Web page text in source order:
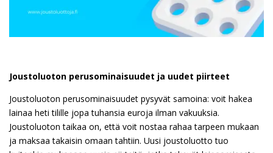
Joustoluoton perusominaisuudet ja uudet piirteet
Joustoluoton perusominaisuudet pysyvät samoina: voit hakea
lainaa heti tilille jopa tuhansia euroja ilman vakuuksia.
Joustoluoton taikaa on, että voit nostaa rahaa tarpeen mukaan
ja maksaa takaisin omaan tahtiin. Uusi joustoluotto tuo